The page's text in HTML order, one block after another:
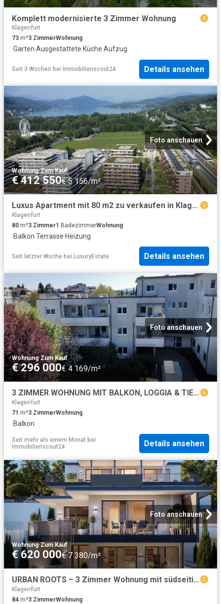
Komplett modernisierte 3 Zimmer Wohnung
Klagenfurt
73 m²3 ZimmerWohnung
·Garten·Ausgestattete Küche·Aufzug
Seit 3 Wochen bei Immobilienscout24 Details ansehen
Foto anschauen
Wohnung·Zum Kauf
€ 412 550€ 5 156/m²
Luxus Apartment mit 80 m2 zu verkaufen in Klagenfurt, Kärnten
Klagenfurt
80 m²3 Zimmer1 BadezimmerWohnung
·Balkon·Terrasse·Heizung
Seit letzter Woche bei LuxuryEstate Details ansehen
Foto anschauen
Wohnung·Zum Kauf
€ 296 000€ 4 169/m²
3 ZIMMER WOHNUNG MIT BALKON, LOGGIA & TIEFGARAGESTELLPLATZ | SICHERE EINNAHMEN BIS 2027
Klagenfurt
71 m²3 ZimmerWohnung
·Balkon
Seit mehr als einem Monat bei
Immobilienscout24
Details ansehen
Foto anschauen
Wohnung·Zum Kauf
€ 620 000€ 7 380/m²
URBAN ROOTS – 3 Zimmer Wohnung mit südseitigem Garten und integriertem Kellerabteil
Klagenfurt
84 m²3 ZimmerWohnung